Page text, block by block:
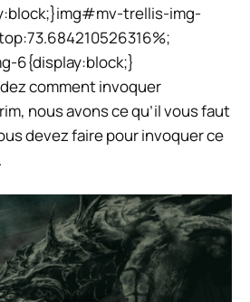
trellis-img-
6{display:block;}
comment invoquer
nous avons ce qu’il vous faut
devez faire pour invoquer ce